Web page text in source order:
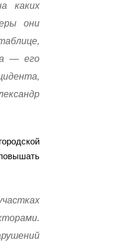
каких
они
— его